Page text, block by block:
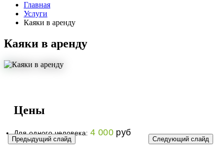
Главная
Услуги
Каяки в аренду
Каяки в аренду
Предыдущий слайд Следующий слайд
Цены
Для одного человека: 4 000 руб